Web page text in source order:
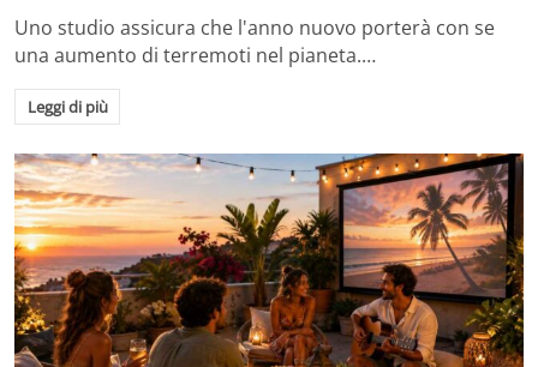
Uno studio assicura che l'anno nuovo porterà con se
una aumento di terremoti nel pianeta.…
Leggi di più